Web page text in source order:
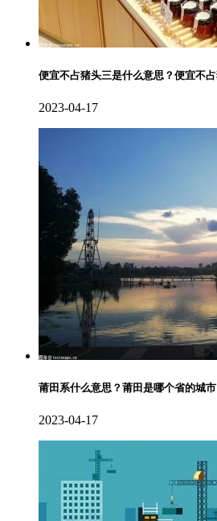
便宜不占猪头三是什么意思？便宜不
2023-04-17
莆田系什么意思？莆田是哪个省的城市
2023-04-17